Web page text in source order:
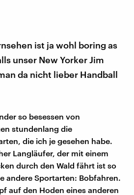
ist ja wohl boring as
unser New Yorker Jim
da nicht lieber Handball
so besessen von
stundenlang die
die ich je gesehen habe.
Langläufer, der mit einem
durch den Wald fährt ist so
andere Sportarten: Bobfahren.
auf den Hoden eines anderen